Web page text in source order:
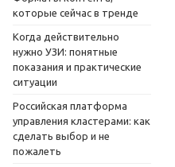
которые сейчас в тренде
Когда действительно
нужно УЗИ: понятные
показания и практические
ситуации
Российская платформа
управления кластерами: как
сделать выбор и не
пожалеть